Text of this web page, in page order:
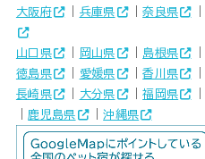
大阪府
兵庫県 ｜奈良県
山口県 岡山県 島根県
徳島県
愛媛県 ｜香川県
長崎県
大分県 ｜福岡県
｜鹿児島県 ｜沖縄県